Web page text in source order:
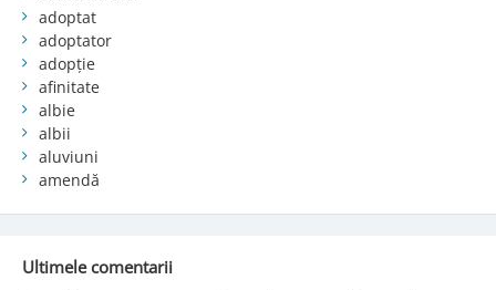
adoptat
adoptator
adopție
afinitate
albie
albii
aluviuni
amendă
Ultimele comentarii